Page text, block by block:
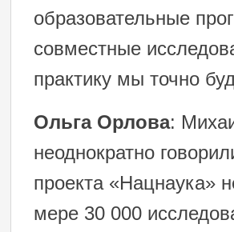
образовательные
совместные
практику мы точно
Ольга Орлова:
неоднократно
проекта «Нацнаука»
мере 30 000